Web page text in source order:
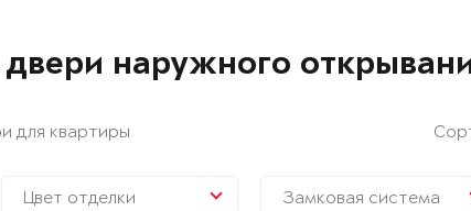
наружного
для квартиры
Цвет отделки Замковая система